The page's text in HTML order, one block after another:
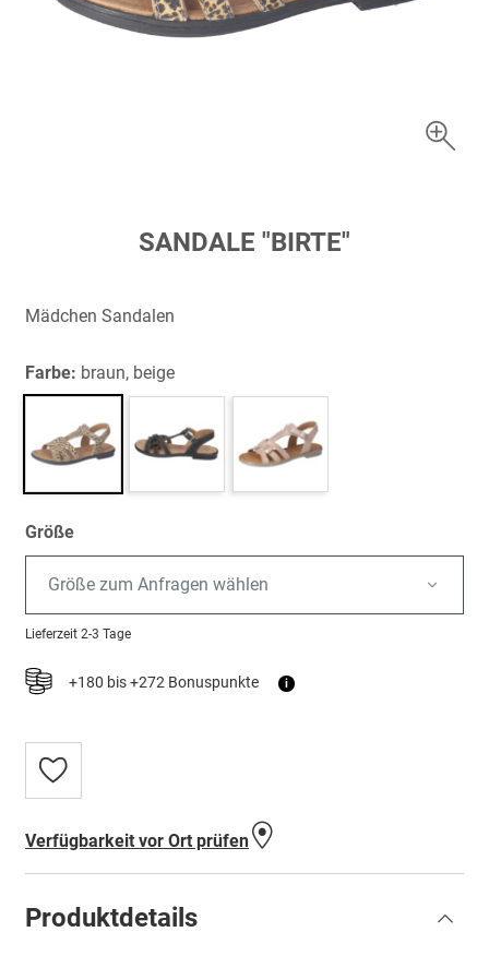
springen
SANDALE "BIRTE"
Mädchen Sandalen
Farbe: braun, beige
Größe
Größe zum Anfragen wählen
Lieferzeit 2-3 Tage
+180 bis +272 Bonuspunkte i
Zur
Wunschliste
Verfügbarkeit vor Ort prüfen
Produktdetails